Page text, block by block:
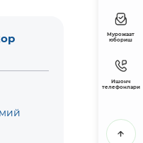
Мурожаат
юбориш
Ишонч
телефонлари